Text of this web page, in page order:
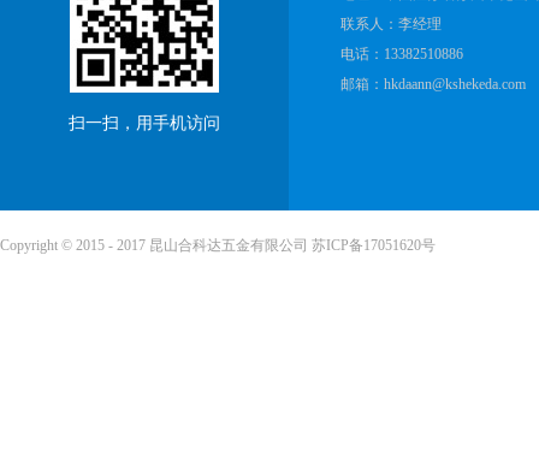
扫一扫，用手机访问
联系人：李经理
电话：13382510886
邮箱：hkdaann@kshekeda.com
Copyright © 2015 - 2017 昆山合科达五金有限公司 苏ICP备17051620号